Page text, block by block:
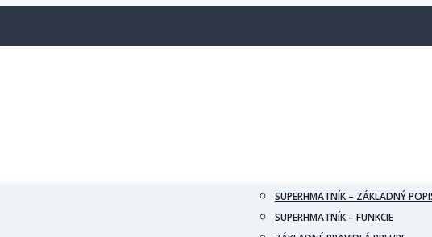
SUPERHMATNÍK – ZÁKLADNÝ
SUPERHMATNÍK – FUNKCIE